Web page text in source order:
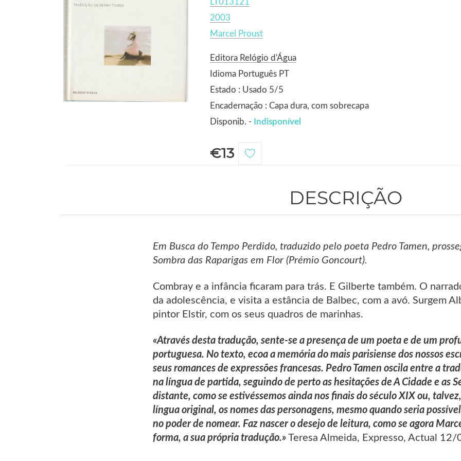
2003
Marcel Proust
Editora Relógio d'Água
Idioma Português PT
Estado : Usado 5/5
Encadernação : Capa dura, com sobrecapa
Disponib. - Indisponível
€13
DESCRIÇÃO
Em Busca do Tempo Perdido, traduzido pelo poeta Pedro Tamen,
Sombra das Raparigas em Flor (Prémio Goncourt).
Combray e a infância ficaram para trás. E Gilberte também. O
da adolescência, e visita a estância de Balbec, com a avó. Surgem
pintor Elstir, com os seus quadros de marinhas.
«Através desta tradução, sente-se a presença de um poeta e de um
portuguesa. No texto, ecoa a memória do mais parisiense dos nossos
seus romances de expressões francesas. Pedro Tamen oscila entre a
na língua de partida, seguindo de perto as hesitações de A Cidade e as
distante, como se estivéssemos ainda nos finais do século XIX ou,
língua original, os nomes das personagens, mesmo quando seria
no poder de nomear. Faz nascer o desejo de leitura, como se agora
forma, a sua própria tradução.» Teresa Almeida, Expresso, Actual